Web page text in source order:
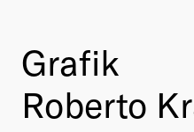
Grafik
Roberto